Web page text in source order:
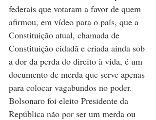
federais que votaram a favor de quem
afirmou, em vídeo para o país, que a
Constituição atual, chamada de
Constituição cidadã e criada ainda sob
a dor da perda do direito à vida, é um
documento de merda que serve apenas
para colocar vagabundos no poder.
Bolsonaro foi eleito Presidente da
República não por ser um merda ou